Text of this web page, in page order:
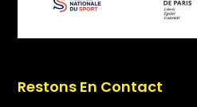
Restons En Contact